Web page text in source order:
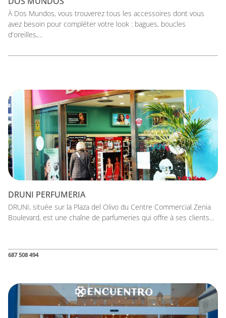
À Dos Mundos, vous trouverez tous les accessoires dont vous
avez besoin pour compléter votre look : bagues, boucles
d'oreilles,...
DRUNI PERFUMERIA
DRUNI, située sur la Plaza del Olivo du Centre Commercial Zenia
Boulevard, est une chaîne de parfumeries qui offre à ses clients...
687 508 494